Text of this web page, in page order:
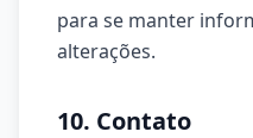
para se manter
alterações.
10. Contato